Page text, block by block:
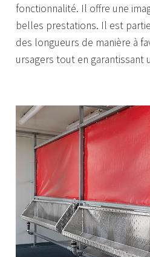
fonctionnalité. Il offre une
belles prestations. Il est
des longueurs de manière à
ursagers tout en garantissant